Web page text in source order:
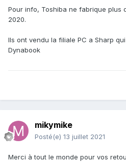
Pour info, Toshiba ne fabrique plus
2020.
Ils ont vendu la filiale PC a Sharp
Dynabook
mikymike
Posté(e) 13 juillet 2021
Merci à tout le monde pour vos